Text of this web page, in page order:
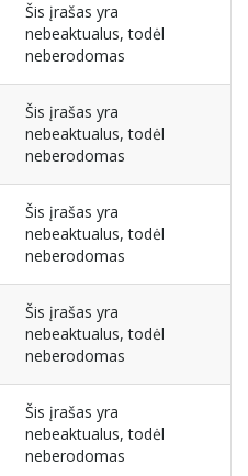
Šis įrašas yra
nebeaktualus, todėl
neberodomas
Šis įrašas yra
nebeaktualus, todėl
neberodomas
Šis įrašas yra
nebeaktualus, todėl
neberodomas
Šis įrašas yra
nebeaktualus, todėl
neberodomas
Šis įrašas yra
nebeaktualus, todėl
neberodomas